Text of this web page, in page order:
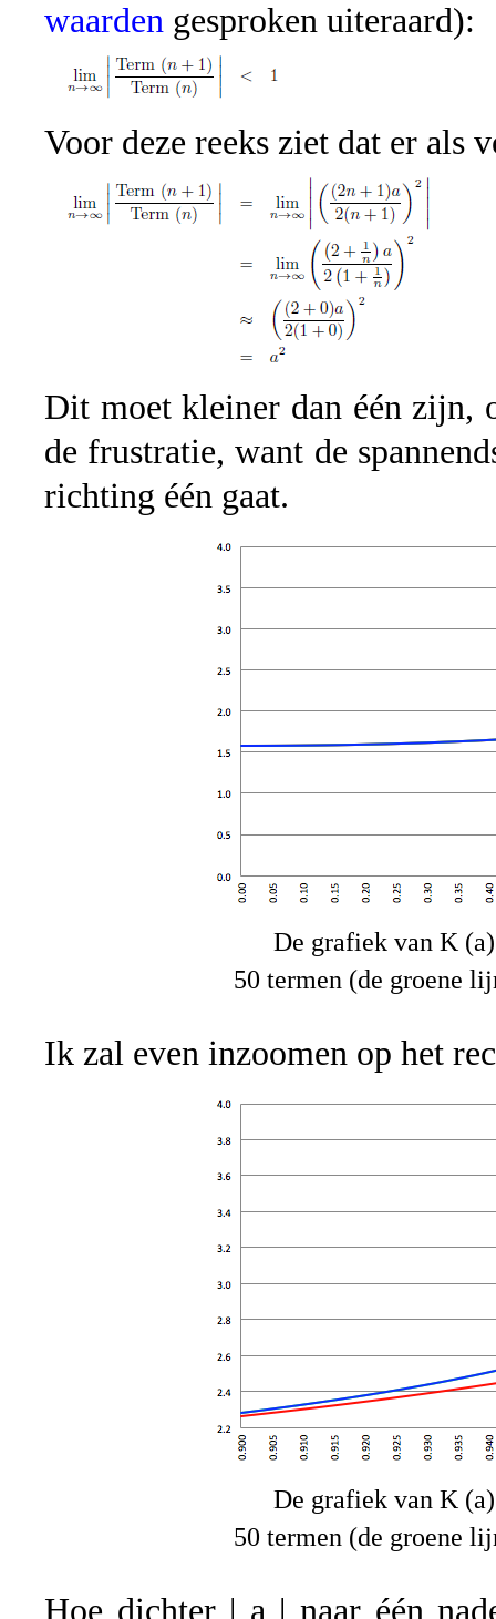
waarden gesproken uiteraard):
Voor deze reeks ziet dat er als
Dit moet kleiner dan één zijn,
de frustratie, want de
richting één gaat.
De grafiek van K
50 termen (de groene
Ik zal even inzoomen op het
De grafiek van K
50 termen (de groene
Hoe dichter | a | naar één